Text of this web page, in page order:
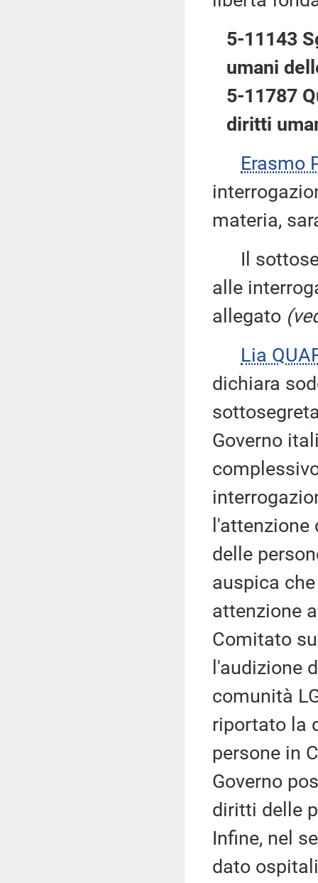
5-11143
umani
5-11787
diritti
Erasmo
materia,
Il
alle
allegato
Lia
dichiara
Governo
delle
auspica
attenzione
Comitato
l'audizione
comunità
riportato la
persone in
Governo
diritti delle
Infine, nel
dato